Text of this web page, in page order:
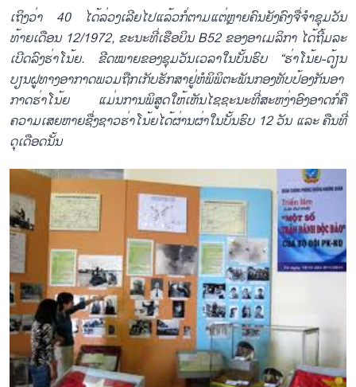
ເຖິງ​ວ່າ 40 ​ໄດ້​ລ່ວງ​ເລີຍ​ໄປ​ແລ້ວ​ກໍ່ຕາມ​ແຕ່​ຫຼາຍ​ຄົນ​ຍັງ​ຄົງ​ຈື່​ຈຳ​ຊຸມ​ວັນ​
ທ້າຍ​ເດືອນ 12/1972, ຂະນະ​ທີ່ເຮືອບິນ B52 ຂອງອາ​ເມ​ລິ​​ກາ ໄດ້​ຖີ້ມລະ​
ເບີດ​ລົງ​ຮ່າ​ໂນ້ຍ. ຂີດ​ໝາຍ​ຂອງ​ຊຸມ​ວັນ​ເວລາໃນ​ບັ້ນຮົບ “ຮ່າ​ໂນ້ຍ-ດ້ຽນ
ບຽນ​ຝູທາງ​ອາກາດພວມ​ຖືກ​ເກັບ​ຮັກສາ​​ຢູ່​ຫໍພິພິຕະພັນ​ກອງທັບປ້ອງ​ກັນ​ອາ
ກາ​ດຮ່າ​ໂນ້ຍ ​ແມ່ນ​ການ​ພິສູດ​​ໃຫ້​ເຫັນໄຊຊະນະ​ທີ່​ສະຫງ່າ​ອົງອາດກໍ່​ຄື​
ຄວາມ​ເສຍ​ຫາຍ​ຊື່ງຊາວ​ຮ່າ​ໂນ້ຍ​ໄດ້​ຜ່ານ​ຜ່າ​ໃນບັ້ນຮົບ 12 ວັນ ​ແລະ ຄືນ​ທີ່​
ດຸ​ເດືອດ​ນັ້ນ